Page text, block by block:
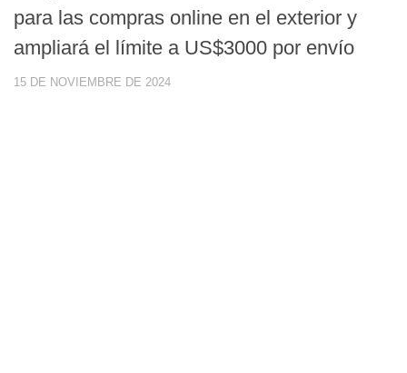
para las compras online en el exterior y
ampliará el límite a US$3000 por envío
15 DE NOVIEMBRE DE 2024